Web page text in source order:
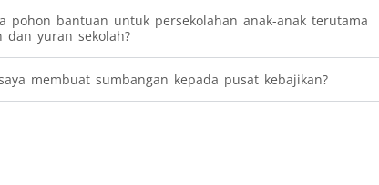
pohon bantuan untuk persekolahan anak-anak terutama
yuran sekolah?
membuat sumbangan kepada pusat kebajikan?